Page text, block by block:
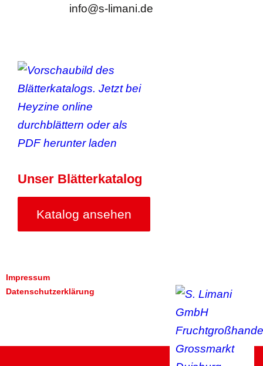
info@s-limani.de
Unser Blätterkatalog
Katalog ansehen
Impressum
Datenschutzerklärung